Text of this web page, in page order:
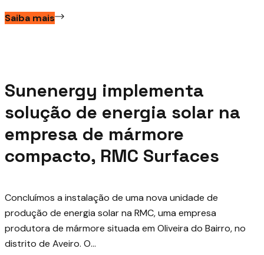
Saiba mais
Sunenergy implementa
solução de energia solar na
empresa de mármore
compacto, RMC Surfaces
Concluímos a instalação de uma nova unidade de
produção de energia solar na RMC, uma empresa
produtora de mármore situada em Oliveira do Bairro, no
distrito de Aveiro. O...